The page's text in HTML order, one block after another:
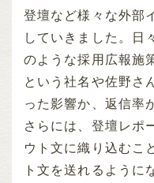
登壇など様々な外部
していきました。日
のような採用広報施
という社名や佐野さ
った影響か、返信率
さらには、登壇レポ
ウト文に織り込むこ
ト文を送れるように